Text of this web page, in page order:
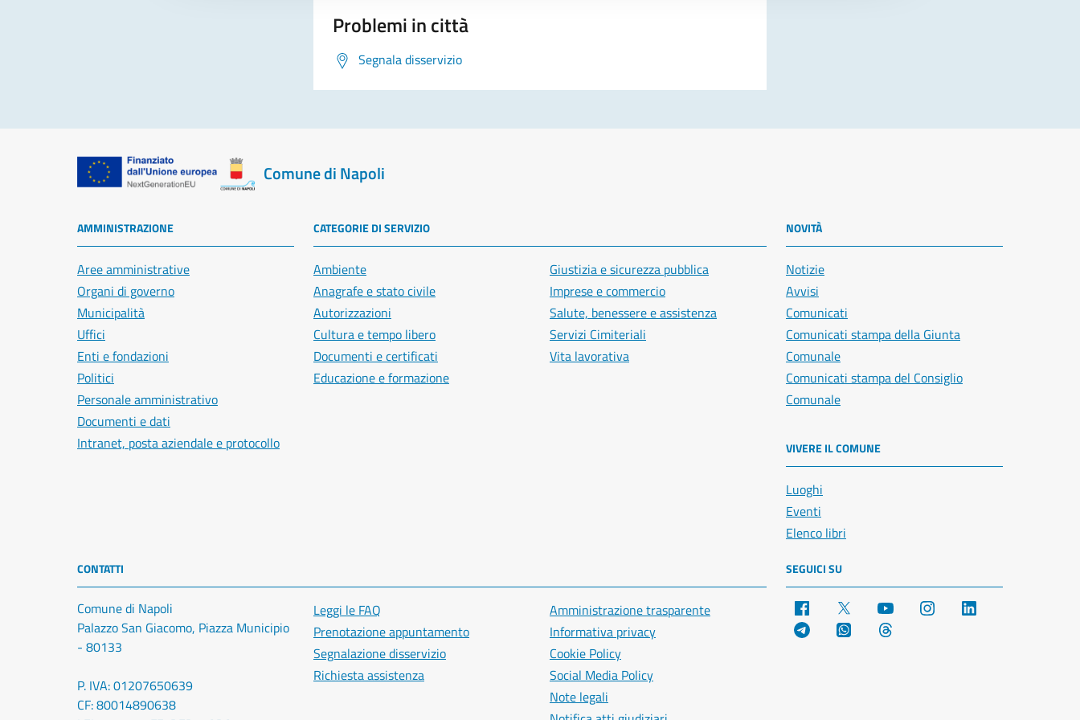
Problemi in città
Segnala disservizio
Comune di Napoli
AMMINISTRAZIONE
Aree amministrative
Organi di governo
Municipalità
Uffici
Enti e fondazioni
Politici
Personale amministrativo
Documenti e dati
Intranet, posta aziendale e protocollo
CATEGORIE DI SERVIZIO
Ambiente
Anagrafe e stato civile
Autorizzazioni
Cultura e tempo libero
Documenti e certificati
Educazione e formazione
Giustizia e sicurezza pubblica
Imprese e commercio
Salute, benessere e assistenza
Servizi Cimiteriali
Vita lavorativa
NOVITÀ
Notizie
Avvisi
Comunicati
Comunicati stampa della Giunta
Comunale
Comunicati stampa del Consiglio
Comunale
VIVERE IL COMUNE
Luoghi
Eventi
Elenco libri
CONTATTI
Comune di Napoli
Palazzo San Giacomo, Piazza Municipio
- 80133
P. IVA: 01207650639
CF: 80014890638
Leggi le FAQ
Prenotazione appuntamento
Segnalazione disservizio
Richiesta assistenza
Amministrazione trasparente
Informativa privacy
Cookie Policy
Social Media Policy
Note legali
SEGUICI SU
Facebook YouTube Instagram
Telegram WhatsApp